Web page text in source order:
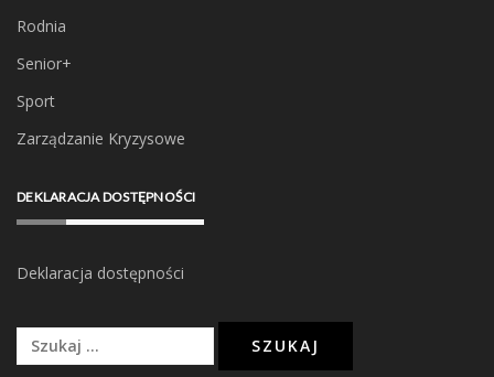
Rodnia
Senior+
Sport
Zarządzanie Kryzysowe
DEKLARACJA DOSTĘPNOŚCI
Deklaracja dostępności
Szukaj: